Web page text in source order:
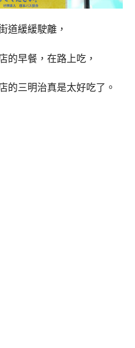
道緩緩駛離，
的早餐，在路上吃，
的三明治真是太好吃了。